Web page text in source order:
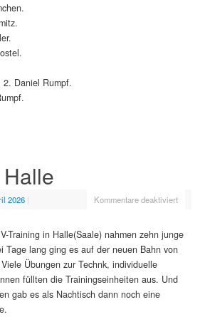
Daniel Rumpf.
2026 | Kommentare deaktiviert
Training in Halle(Saale) nahmen zehn junge
Tage lang ging es auf der neuen Bahn von
Übungen zur Technk, individuelle
füllten die Trainingseinheiten aus. Und
gab es als Nachtisch dann noch eine